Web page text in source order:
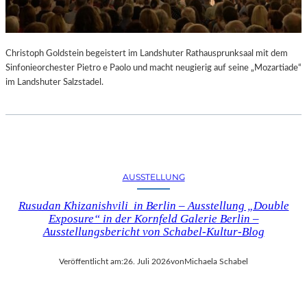
Christoph Goldstein begeistert im Landshuter Rathausprunksaal mit dem
Sinfonieorchester Pietro e Paolo und macht neugierig auf seine „Mozartiade“
im Landshuter Salzstadel.
AUSSTELLUNG
Rusudan Khizanishvili in Berlin – Ausstellung „Double
Exposure“ in der Kornfeld Galerie Berlin –
Ausstellungsbericht von Schabel-Kultur-Blog
Veröffentlicht am:26. Juli 2026von Michaela Schabel